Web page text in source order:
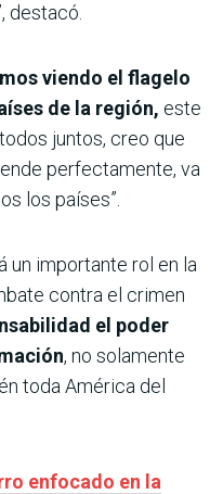
destacó.
viendo el flagelo
de la región, este
juntos, creo que
perfectamente, va
los países”.
un importante rol en la
contra el crimen
el poder
, no solamente
toda América del
enfocado en la